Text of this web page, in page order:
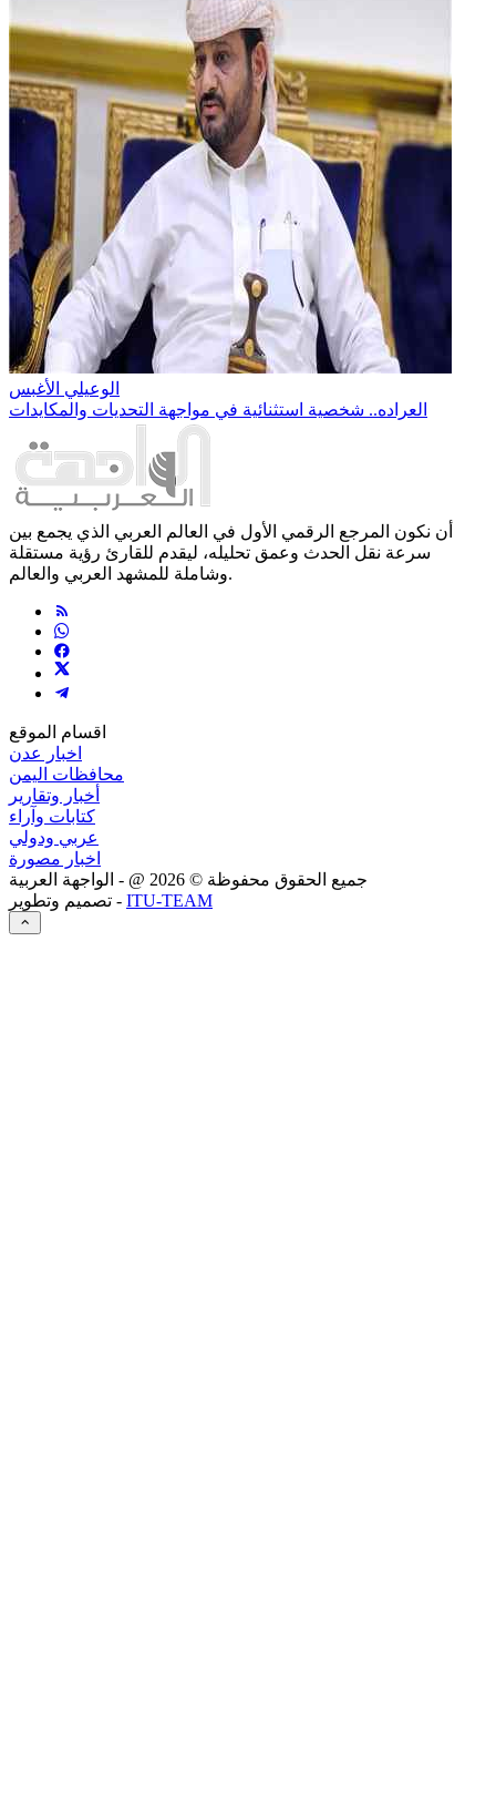
الوعيلي الأغبس
العراده.. شخصية استثنائية في مواجهة التحديات والمكايدات
أن نكون المرجع الرقمي الأول في العالم العربي الذي يجمع بين
سرعة نقل الحدث وعمق تحليله، ليقدم للقارئ رؤية مستقلة
وشاملة للمشهد العربي والعالم.
اقسام الموقع
اخبار عدن
محافظات اليمن
أخبار وتقارير
كتابات وآراء
عربي ودولي
اخبار مصورة
جميع الحقوق محفوظة © 2026 @ - الواجهة العربية
تصميم وتطوير - ITU-TEAM